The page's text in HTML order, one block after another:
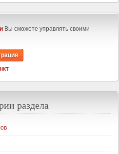
Вы сможете управлять своими
раздела